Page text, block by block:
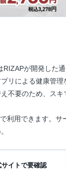
が開発した
リによる健康管理
不要のため、スキ
利用できます。
サイトで要確認